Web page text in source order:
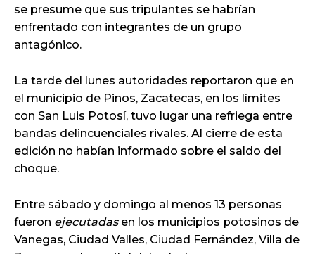
se presume que sus tripulantes se habrían
enfrentado con integrantes de un grupo
antagónico.
La tarde del lunes autoridades reportaron que en
el municipio de Pinos, Zacatecas, en los límites
con San Luis Potosí, tuvo lugar una refriega entre
bandas delincuenciales rivales. Al cierre de esta
edición no habían informado sobre el saldo del
choque.
Entre sábado y domingo al menos 13 personas
fueron ejecutadas en los municipios potosinos de
Vanegas, Ciudad Valles, Ciudad Fernández, Villa de